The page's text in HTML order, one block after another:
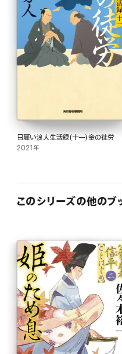
日雇い浪人生活録(十一)金の徒労
2021年
このシリーズの他のブ